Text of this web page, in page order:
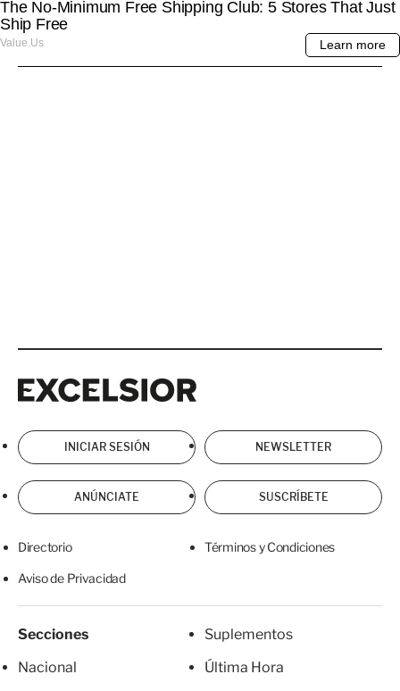
INICIAR SESIÓN NEWSLETTER
ANÚNCIATE SUSCRÍBETE
Directorio Términos y Condiciones
Aviso de Privacidad
Secciones
Nacional
Suplementos
Última Hora